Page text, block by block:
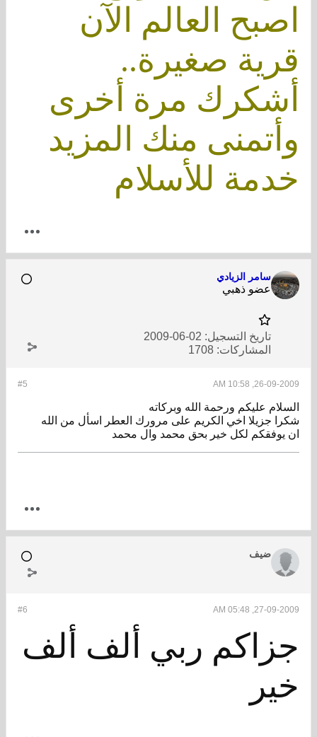
اصبح العالم الآن
قرية صغيرة..
أشكرك مرة أخرى
وأتمنى منك المزيد
خدمة للأسلام
سامر الزيادي
عضو ذهبي
تاريخ التسجيل: 02-06-2009
المشاركات: 1708
#5 26-09-2009, 10:58 AM
السلام عليكم ورحمة الله وبركاته
شكرا جزيلا اخي الكريم على مرورك العطر اسأل من الله
ان يوفقكم لكل خير بحق محمد وال محمد
ضيف
#6 27-09-2009, 05:48 AM
جزاكم ربي ألف ألف
خير